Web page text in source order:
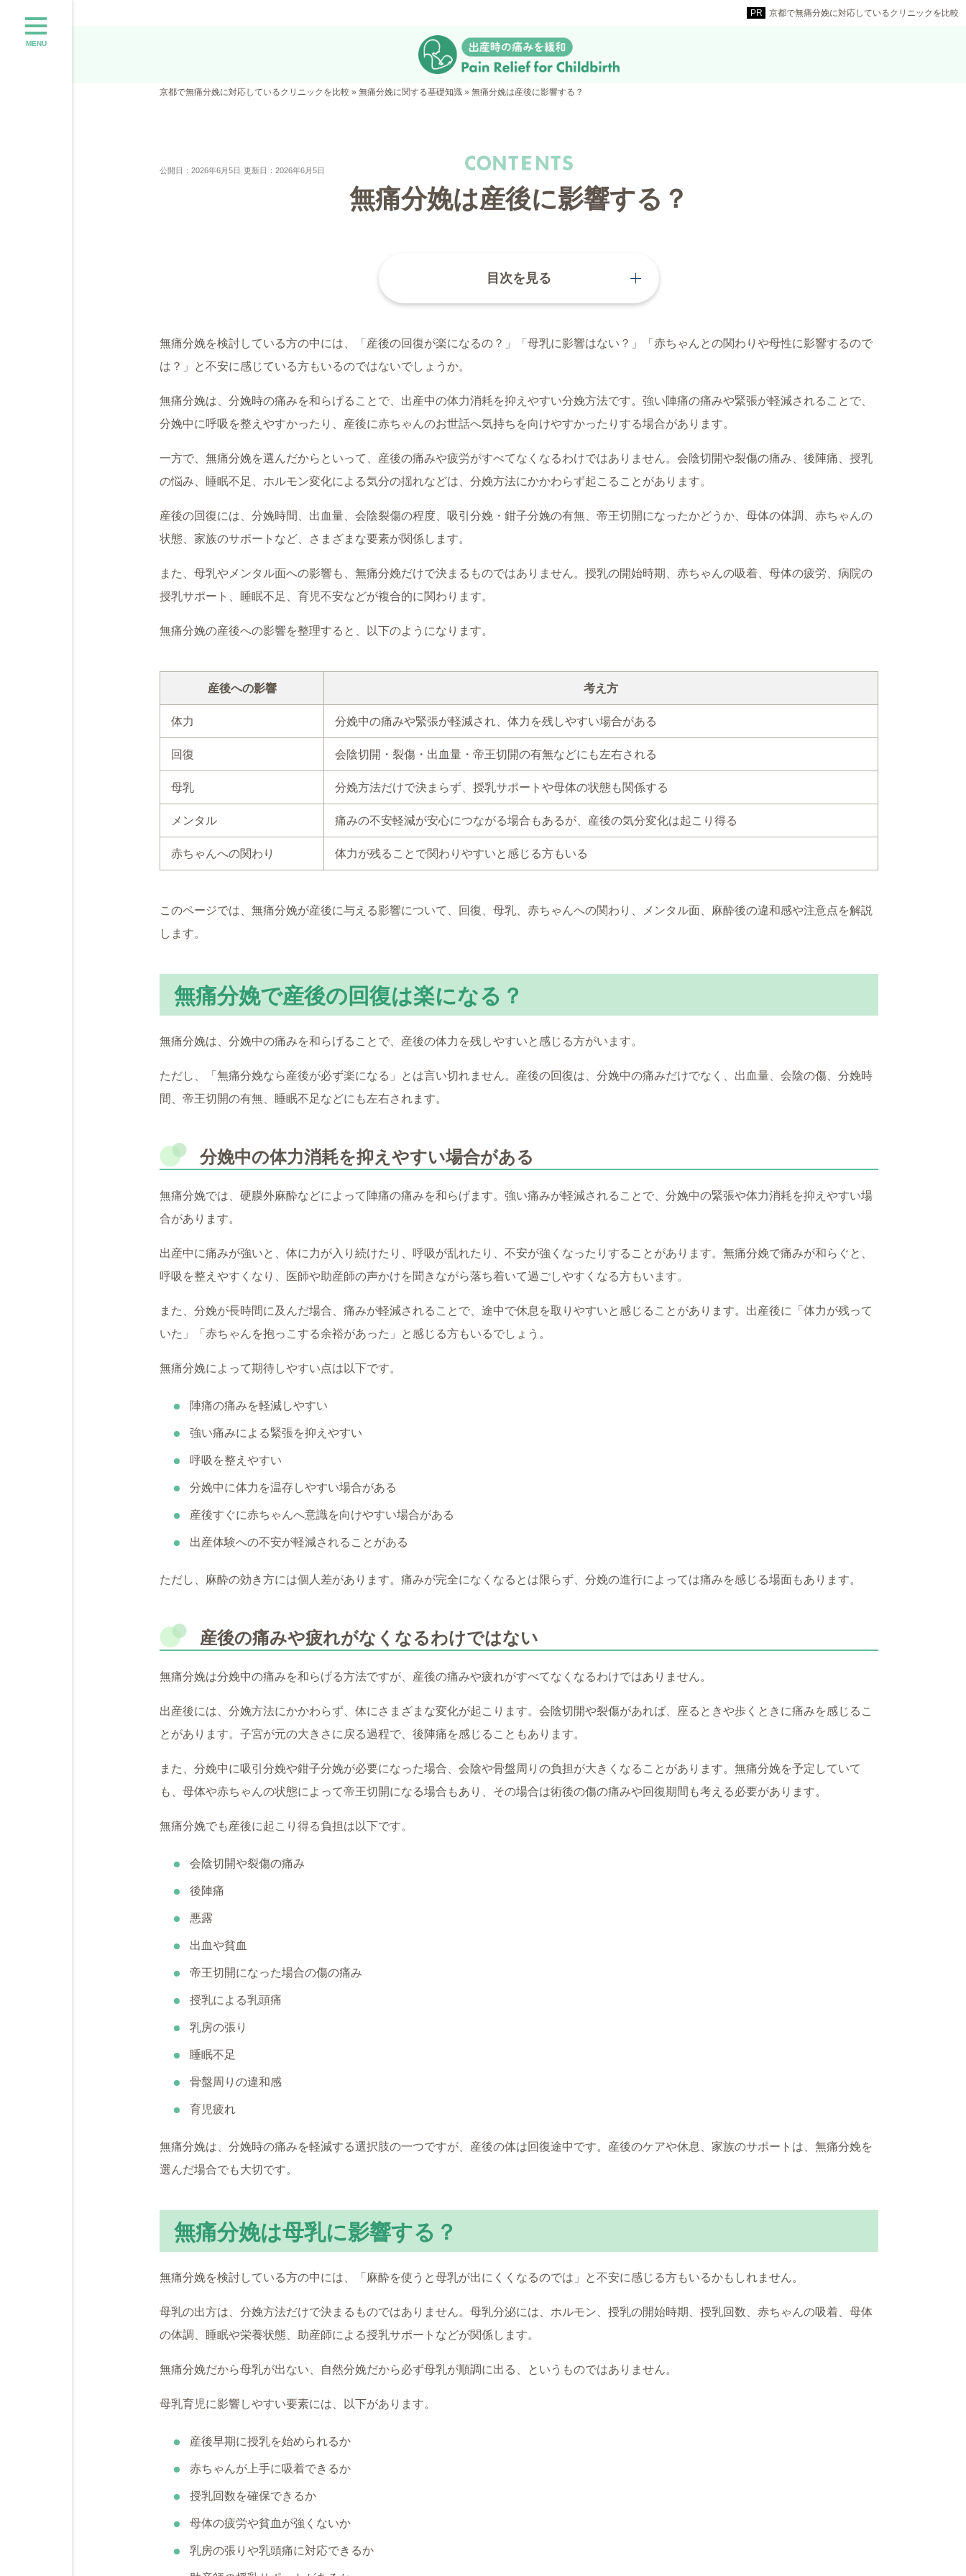
京都で無痛分娩に対応しているクリニックを比較
MENU
京都で無痛分娩に対応しているクリニックを比較 » 無痛分娩に関する基礎知識 » 無痛分娩は産後に影響する？
公開日：2026年6月5日 更新日：2026年6月5日
無痛分娩は産後に影響する？
目次を見る
無痛分娩を検討している方の中には、「産後の回復が楽になるの？」「母乳に影響はない？」「赤ちゃんとの関わりや母性に影響するので
は？」と不安に感じている方もいるのではないでしょうか。
無痛分娩は、分娩時の痛みを和らげることで、出産中の体力消耗を抑えやすい分娩方法です。強い陣痛の痛みや緊張が軽減されることで、
分娩中に呼吸を整えやすかったり、産後に赤ちゃんのお世話へ気持ちを向けやすかったりする場合があります。
一方で、無痛分娩を選んだからといって、産後の痛みや疲労がすべてなくなるわけではありません。会陰切開や裂傷の痛み、後陣痛、授乳
の悩み、睡眠不足、ホルモン変化による気分の揺れなどは、分娩方法にかかわらず起こることがあります。
産後の回復には、分娩時間、出血量、会陰裂傷の程度、吸引分娩・鉗子分娩の有無、帝王切開になったかどうか、母体の体調、赤ちゃんの
状態、家族のサポートなど、さまざまな要素が関係します。
また、母乳やメンタル面への影響も、無痛分娩だけで決まるものではありません。授乳の開始時期、赤ちゃんの吸着、母体の疲労、病院の
授乳サポート、睡眠不足、育児不安などが複合的に関わります。
無痛分娩の産後への影響を整理すると、以下のようになります。
産後への影響 考え方
体力 分娩中の痛みや緊張が軽減され、体力を残しやすい場合がある
回復 会陰切開・裂傷・出血量・帝王切開の有無などにも左右される
母乳 分娩方法だけで決まらず、授乳サポートや母体の状態も関係する
メンタル 痛みの不安軽減が安心につながる場合もあるが、産後の気分変化は起こり得る
赤ちゃんへの関わり 体力が残ることで関わりやすいと感じる方もいる
このページでは、無痛分娩が産後に与える影響について、回復、母乳、赤ちゃんへの関わり、メンタル面、麻酔後の違和感や注意点を解説
します。
無痛分娩で産後の回復は楽になる？
無痛分娩は、分娩中の痛みを和らげることで、産後の体力を残しやすいと感じる方がいます。
ただし、「無痛分娩なら産後が必ず楽になる」とは言い切れません。産後の回復は、分娩中の痛みだけでなく、出血量、会陰の傷、分娩時
間、帝王切開の有無、睡眠不足などにも左右されます。
分娩中の体力消耗を抑えやすい場合がある
無痛分娩では、硬膜外麻酔などによって陣痛の痛みを和らげます。強い痛みが軽減されることで、分娩中の緊張や体力消耗を抑えやすい場
合があります。
出産中に痛みが強いと、体に力が入り続けたり、呼吸が乱れたり、不安が強くなったりすることがあります。無痛分娩で痛みが和らぐと、
呼吸を整えやすくなり、医師や助産師の声かけを聞きながら落ち着いて過ごしやすくなる方もいます。
また、分娩が長時間に及んだ場合、痛みが軽減されることで、途中で休息を取りやすいと感じることがあります。出産後に「体力が残って
いた」「赤ちゃんを抱っこする余裕があった」と感じる方もいるでしょう。
無痛分娩によって期待しやすい点は以下です。
陣痛の痛みを軽減しやすい
強い痛みによる緊張を抑えやすい
呼吸を整えやすい
分娩中に体力を温存しやすい場合がある
産後すぐに赤ちゃんへ意識を向けやすい場合がある
出産体験への不安が軽減されることがある
ただし、麻酔の効き方には個人差があります。痛みが完全になくなるとは限らず、分娩の進行によっては痛みを感じる場面もあります。
産後の痛みや疲れがなくなるわけではない
無痛分娩は分娩中の痛みを和らげる方法ですが、産後の痛みや疲れがすべてなくなるわけではありません。
出産後には、分娩方法にかかわらず、体にさまざまな変化が起こります。会陰切開や裂傷があれば、座るときや歩くときに痛みを感じるこ
とがあります。子宮が元の大きさに戻る過程で、後陣痛を感じることもあります。
また、分娩中に吸引分娩や鉗子分娩が必要になった場合、会陰や骨盤周りの負担が大きくなることがあります。無痛分娩を予定していて
も、母体や赤ちゃんの状態によって帝王切開になる場合もあり、その場合は術後の傷の痛みや回復期間も考える必要があります。
無痛分娩でも産後に起こり得る負担は以下です。
会陰切開や裂傷の痛み
後陣痛
悪露
出血や貧血
帝王切開になった場合の傷の痛み
授乳による乳頭痛
乳房の張り
睡眠不足
骨盤周りの違和感
育児疲れ
無痛分娩は、分娩時の痛みを軽減する選択肢の一つですが、産後の体は回復途中です。産後のケアや休息、家族のサポートは、無痛分娩を
選んだ場合でも大切です。
無痛分娩は母乳に影響する？
無痛分娩を検討している方の中には、「麻酔を使うと母乳が出にくくなるのでは」と不安に感じる方もいるかもしれません。
母乳の出方は、分娩方法だけで決まるものではありません。母乳分泌には、ホルモン、授乳の開始時期、授乳回数、赤ちゃんの吸着、母体
の体調、睡眠や栄養状態、助産師による授乳サポートなどが関係します。
無痛分娩だから母乳が出ない、自然分娩だから必ず母乳が順調に出る、というものではありません。
母乳育児に影響しやすい要素には、以下があります。
産後早期に授乳を始められるか
赤ちゃんが上手に吸着できるか
授乳回数を確保できるか
母体の疲労や貧血が強くないか
乳房の張りや乳頭痛に対応できるか